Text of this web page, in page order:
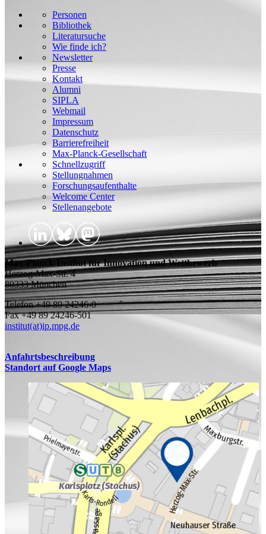
Personen
Bibliothek
Literatursuche
Wie finde ich?
Newsletter
Presse
Kontakt
Alumni
SIPLA
Webmail
Impressum
Datenschutz
Barrierefreiheit
Max-Planck-Gesellschaft
Schnellzugriff
Stellungnahmen
Forschungsaufenthalte
Welcome Center
Stellenangebote
Max-Planck-Institut für Innovation und Wettbewerb
Herzog-Max-Str. 4
80333 München
Telefon +49 89 24246-0
Fax +49 89 24246-501
institut(at)ip.mpg.de
Anfahrtsbeschreibung
Standort auf Google Maps